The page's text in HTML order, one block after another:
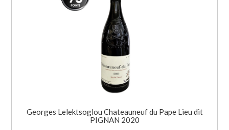
Georges Lelektsoglou Chateauneuf du Pape Lieu dit
PIGNAN 2020